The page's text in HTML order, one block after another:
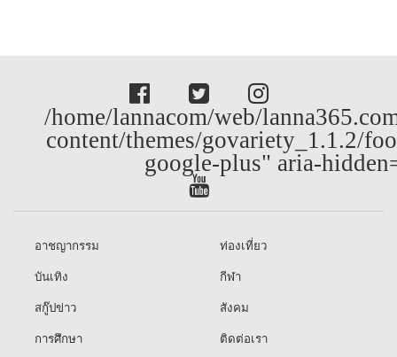
/home/lannacom/web/
content/themes/govariety_1.1.2/
google-plus" aria-
อาชญากรรม
ท่องเที่ยว
บันเทิง
กีฬา
สกู๊ปข่าว
สังคม
การศึกษา
ติดต่อเรา